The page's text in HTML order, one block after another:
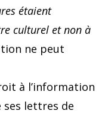
étaient
culturel et non à
ne peut
à l’information
ses lettres de